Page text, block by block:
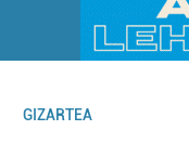
GIZARTEA